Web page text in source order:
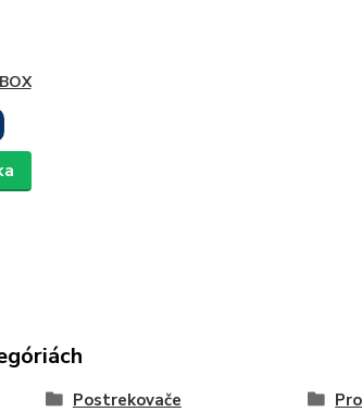
Postrekovače